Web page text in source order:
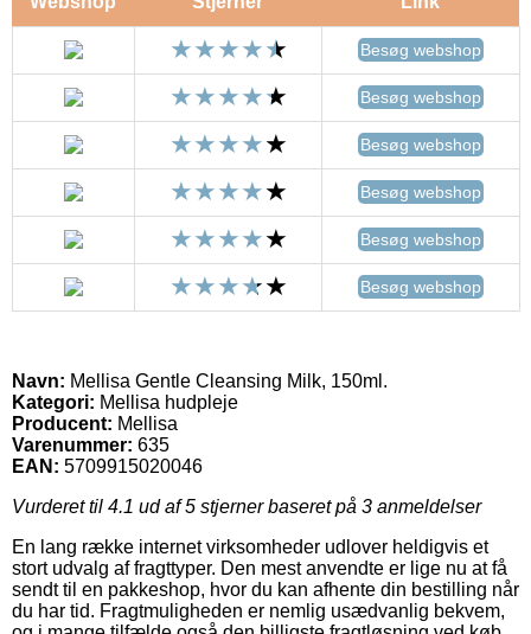
Besøg webshop
Besøg webshop
Besøg webshop
Besøg webshop
Besøg webshop
Besøg webshop
Navn: Mellisa Gentle Cleansing Milk, 150ml.
Kategori: Mellisa hudpleje
Producent: Mellisa
Varenummer: 635
EAN: 5709915020046
Vurderet til 4.1 ud af 5 stjerner baseret på 3 anmeldelser
En lang række internet virksomheder udlover heldigvis et
stort udvalg af fragttyper. Den mest anvendte er lige nu at få
sendt til en pakkeshop, hvor du kan afhente din bestilling når
du har tid. Fragtmuligheden er nemlig usædvanlig bekvem,